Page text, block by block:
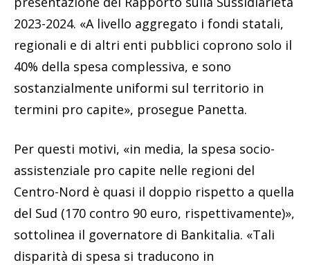
2023-2024. «A livello aggregato i fondi statali,
regionali e di altri enti pubblici coprono solo il
40% della spesa complessiva, e sono
sostanzialmente uniformi sul territorio in
termini pro capite», prosegue Panetta.
Per questi motivi, «in media, la spesa socio-
assistenziale pro capite nelle regioni del
Centro-Nord è quasi il doppio rispetto a quella
del Sud (170 contro 90 euro, rispettivamente)»,
sottolinea il governatore di Bankitalia. «Tali
disparità di spesa si traducono in